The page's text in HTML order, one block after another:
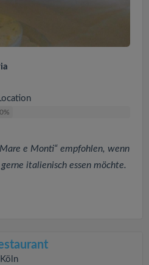
e Monti“ empfohlen, wenn
italienisch essen möchte.